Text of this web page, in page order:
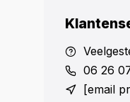
06 26
[email